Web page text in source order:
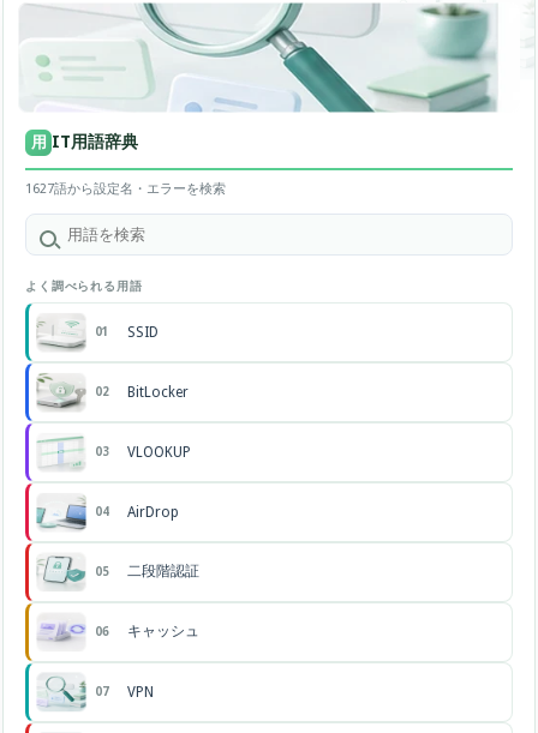
用 IT用語辞典
1627語から設定名・エラーを検索
よく調べられる用語
01 SSID
02 BitLocker
03 VLOOKUP
04 AirDrop
05 二段階認証
06 キャッシュ
07 VPN